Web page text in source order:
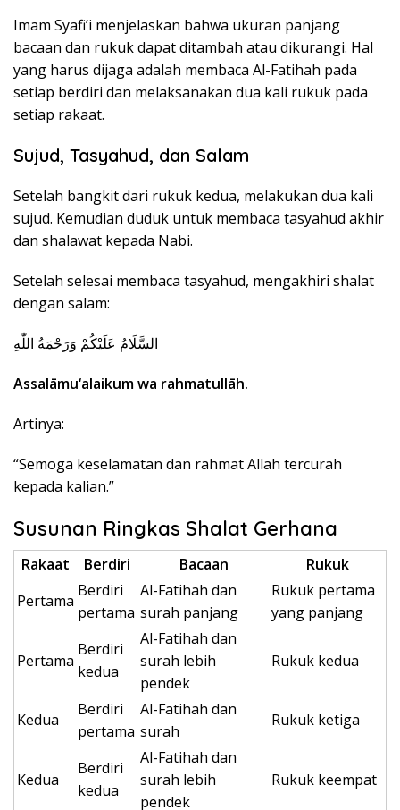
Imam Syafi’i menjelaskan bahwa ukuran panjang
bacaan dan rukuk dapat ditambah atau dikurangi. Hal
yang harus dijaga adalah membaca Al-Fatihah pada
setiap berdiri dan melaksanakan dua kali rukuk pada
setiap rakaat.
Sujud, Tasyahud, dan Salam
Setelah bangkit dari rukuk kedua, melakukan dua kali
sujud. Kemudian duduk untuk membaca tasyahud akhir
dan shalawat kepada Nabi.
Setelah selesai membaca tasyahud, mengakhiri shalat
dengan salam:
السَّلَامُ عَلَيْكُمْ وَرَحْمَةُ اللّٰهِ
Assalāmu‘alaikum wa rahmatullāh.
Artinya:
“Semoga keselamatan dan rahmat Allah tercurah
kepada kalian.”
Susunan Ringkas Shalat Gerhana
Rakaat Berdiri Bacaan
Rukuk
Pertama
Berdiri
pertama
Al-Fatihah dan
surah panjang
Rukuk pertama
yang panjang
Pertama
Berdiri
kedua
Al-Fatihah dan
surah lebih
pendek
Rukuk kedua
Kedua
Berdiri
pertama
Al-Fatihah dan
surah
Rukuk ketiga
Kedua
Berdiri
kedua
Al-Fatihah dan
surah lebih
pendek
Rukuk keempat